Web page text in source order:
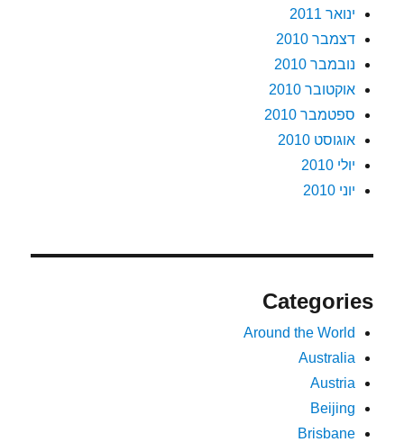
ינואר 2011
דצמבר 2010
נובמבר 2010
אוקטובר 2010
ספטמבר 2010
אוגוסט 2010
יולי 2010
יוני 2010
Categories
Around the World
Australia
Austria
Beijing
Brisbane